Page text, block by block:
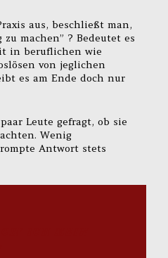
aus, beschließt man,
machen” ? Bedeutet es
in beruflichen wie
von jeglichen
es am Ende doch nur
Leute gefragt, ob sie
Wenig
Antwort stets